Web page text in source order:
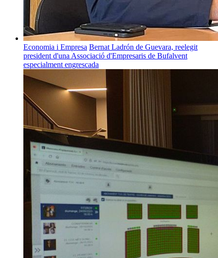
Economia i Empresa Bernat Ladrón de Guevara, reelegit
president d'una Associació d'Empresaris de Bufalvent
especialment engrescada